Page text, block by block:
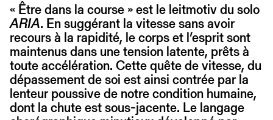
« Être dans la course » est le leitmotiv du solo
ARIA. En suggérant la vitesse sans avoir
recours à la rapidité, le corps et l’esprit sont
maintenus dans une tension latente, prêts à
toute accélération. Cette quête de vitesse, du
dépassement de soi est ainsi contrée par la
lenteur poussive de notre condition humaine,
dont la chute est sous-jacente. Le langage